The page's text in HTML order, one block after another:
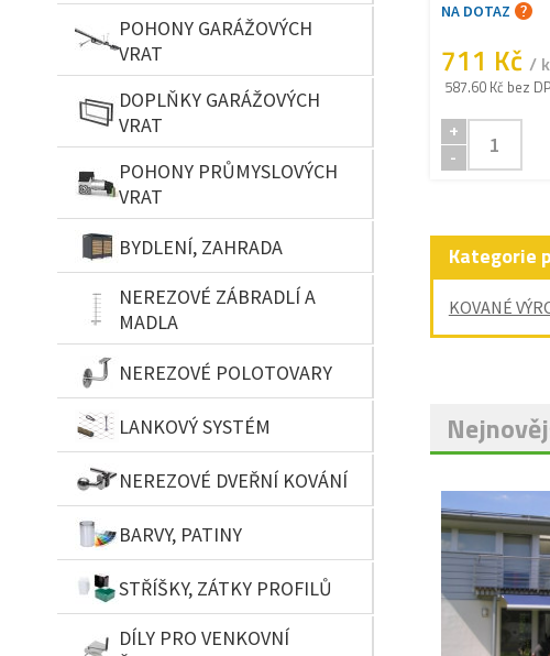
POHONY GARÁŽOVÝCH
VRAT
DOPLŇKY GARÁŽOVÝCH
VRAT
POHONY PRŮMYSLOVÝCH
VRAT
BYDLENÍ, ZAHRADA
NEREZOVÉ ZÁBRADLÍ A
MADLA
NEREZOVÉ POLOTOVARY
LANKOVÝ SYSTÉM
NEREZOVÉ DVEŘNÍ KOVÁNÍ
BARVY, PATINY
STŘÍŠKY, ZÁTKY PROFILŮ
DÍLY PRO VENKOVNÍ
NA DOTAZ
711 Kč /
587.60 Kč bez
+
-
Kategorie
KOVANÉ